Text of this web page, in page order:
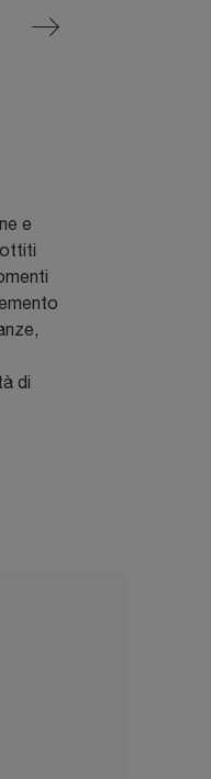
e
di